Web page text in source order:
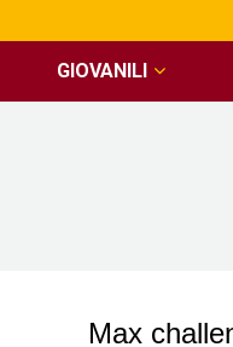
GIOVANILI